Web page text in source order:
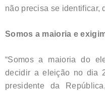
não precisa se identificar,
Somos a maioria e
“Somos a maioria do
decidir a eleição no dia
presidente da